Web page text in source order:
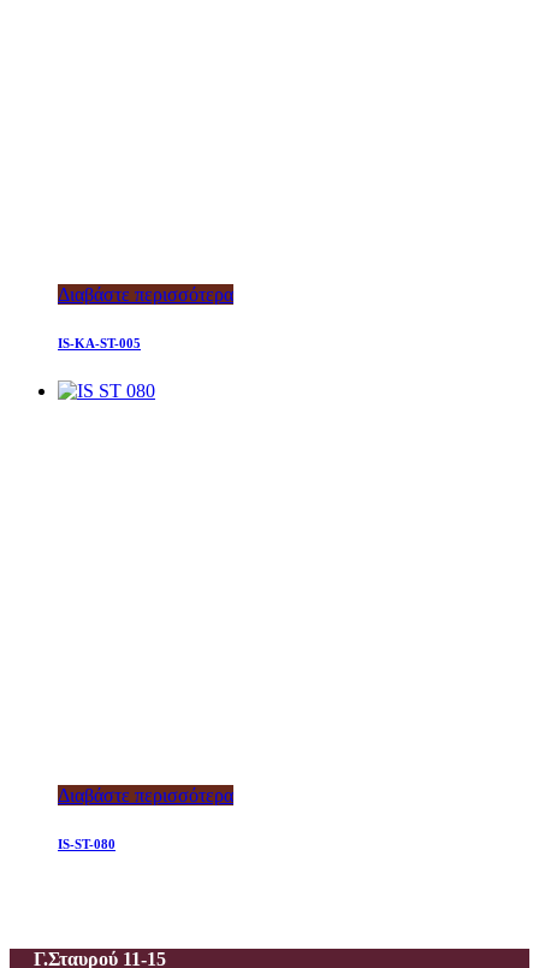
Διαβάστε περισσότερα
IS-KA-ST-005
Διαβάστε περισσότερα
IS-ST-080
Γ.Σταυρού 11-15